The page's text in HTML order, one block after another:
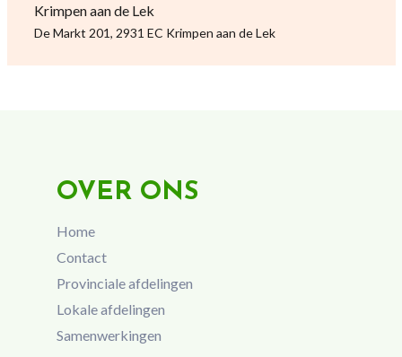
Krimpen aan de Lek
De Markt 201, 2931 EC Krimpen aan de Lek
OVER ONS
Home
Contact
Provinciale afdelingen
Lokale afdelingen
Samenwerkingen